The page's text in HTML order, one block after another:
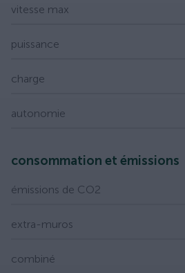
vitesse max
puissance
charge
autonomie
consommation et émissions
émissions de CO2
extra-muros
combiné